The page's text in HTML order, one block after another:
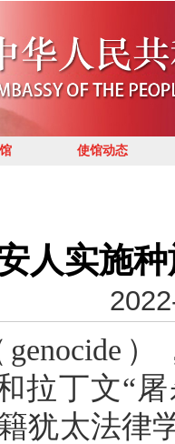
使馆动态
人实施
拉丁文“
犹太法律